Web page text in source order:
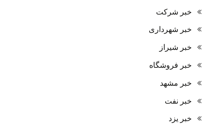
خبر شرکت
خبر شهرداری
خبر شیراز
خبر فروشگاه
خبر مشهد
خبر نفت
خبر یزد